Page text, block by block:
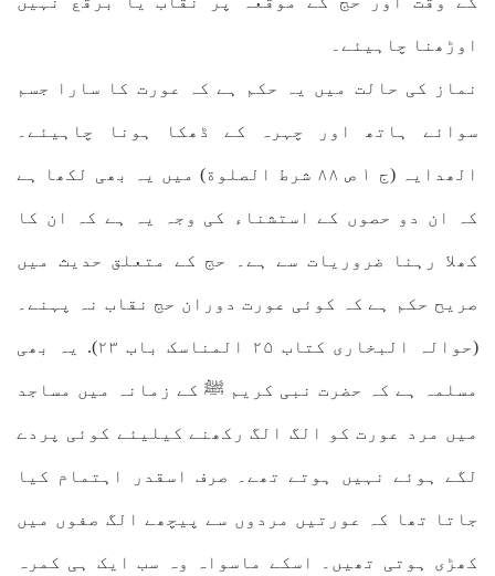
اوڑھنا چاہیئے۔
نماز کی حالت میں یہ حکم ہے کہ عورت کا سارا جسم
سوائے ہاتھ اور چہرہ کے ڈھکا ہونا چاہیئے۔
الھدایہ (ج ۱ ص ۸۸ شرط الصلوة) میں یہ بھی لکھا ہے
کہ ان دو حصوں کے استشناء کی وجہ یہ ہے کہ ان کا
کھلا رہنا ضروریات سے ہے۔ حج کے متعلق حدیث میں
صریح حکم ہے کہ کوئی عورت دوران حج نقاب نہ پہنے۔
(حوالہ البخاری کتاب ۲۵ المناسک باب ۲۳). یہ بھی
مسلمہ ہے کہ حضرت نبی کریم ﷺ کے زمانہ میں مساجد
میں مرد عورت کو الگ الگ رکھنے کیلیئے کوئی پردے
لگے ہوئے نہیں ہوتے تھے۔ صرف اسقدر اہتمام کیا
جاتا تھا کہ عورتیں مردوں سے پیچھے الگ صفوں میں
کھڑی ہوتی تھیں۔ اسکے ماسواہ وہ سب ایک ہی کمرہ